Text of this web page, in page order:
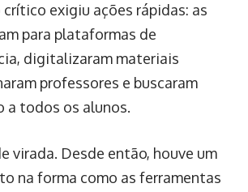
crítico exigiu ações rápidas: as
para plataformas de
digitalizaram materiais
professores e buscaram
a todos os alunos.
virada. Desde então, houve um
na forma como as ferramentas